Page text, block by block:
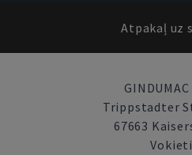
Atpakaļ uz
Trippstadter
67663